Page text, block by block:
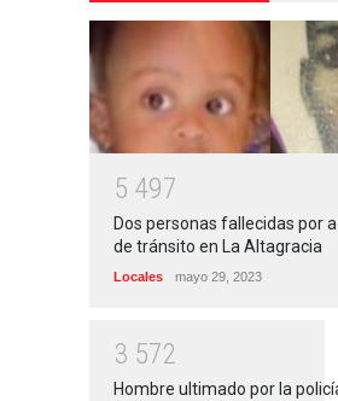
5 497
Dos personas fallecidas por
de tránsito en La Altagracia
Locales mayo 29, 2023
3 572
Hombre ultimado por la